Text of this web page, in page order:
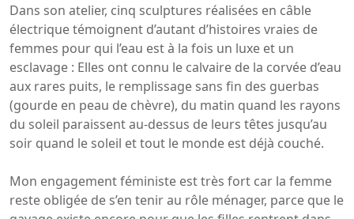
Dans son atelier, cinq sculptures réalisées en câble
électrique témoignent d’autant d’histoires vraies de
femmes pour qui l’eau est à la fois un luxe et un
esclavage : Elles ont connu le calvaire de la corvée d’eau
aux rares puits, le remplissage sans fin des guerbas
(gourde en peau de chèvre), du matin quand les rayons
du soleil paraissent au-dessus de leurs têtes jusqu’au
soir quand le soleil et tout le monde est déjà couché.​
Mon engagement féministe est très fort car la femme
reste obligée de s’en tenir au rôle ménager, parce que le